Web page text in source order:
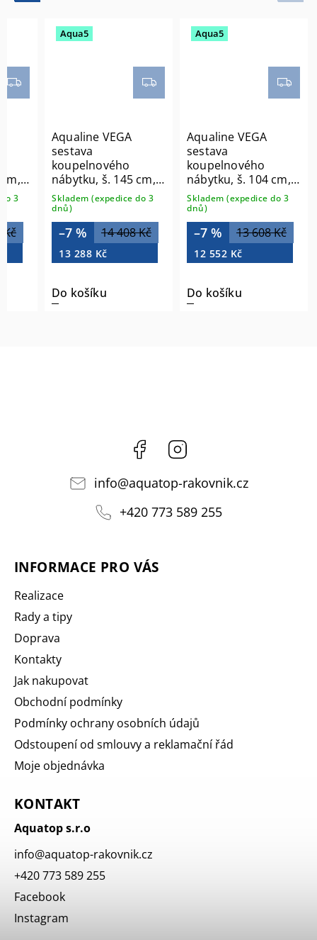
3
Kč
Aqua5
Aqualine VEGA
sestava
koupelnového
nábytku, š. 145 cm,
bílá/dub platin
VG073-02
Skladem (expedice do 3
dnů)
14 408 Kč
–7 %
13 288 Kč
Do košíku
Aqua5
Aqualine VEGA
sestava
koupelnového
nábytku, š. 104 cm,
dub platin VG873-03
Skladem (expedice do 3
dnů)
13 608 Kč
–7 %
12 552 Kč
Do košíku
Facebook
info@aquatop-rakovnik.cz
+420 773 589 255
INFORMACE PRO VÁS
Realizace
Rady a tipy
Doprava
Kontakty
Jak nakupovat
Obchodní podmínky
Podmínky ochrany osobních údajů
Odstoupení od smlouvy a reklamační řád
Moje objednávka
KONTAKT
Aquatop s.r.o
info@aquatop-rakovnik.cz
+420 773 589 255
Facebook
Instagram